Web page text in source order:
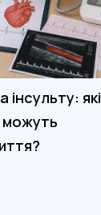
інсульту: які